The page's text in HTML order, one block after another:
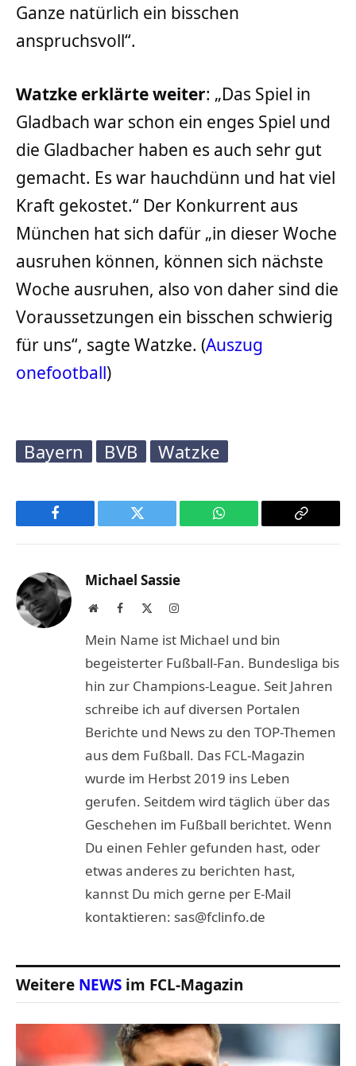
Ganze natürlich ein bisschen
anspruchsvoll“.
Watzke erklärte weiter: „Das Spiel in
Gladbach war schon ein enges Spiel und
die Gladbacher haben es auch sehr gut
gemacht. Es war hauchdünn und hat viel
Kraft gekostet.“ Der Konkurrent aus
München hat sich dafür „in dieser Woche
ausruhen können, können sich nächste
Woche ausruhen, also von daher sind die
Voraussetzungen ein bisschen schwierig
für uns“, sagte Watzke. (Auszug
onefootball)
Bayern BVB Watzke
Facebook Twitter WhatsApp
Copy
Michael Sassie
WebsiteFacebook Instagram
Mein Name ist Michael und bin
begeisterter Fußball-Fan. Bundesliga bis
hin zur Champions-League. Seit Jahren
schreibe ich auf diversen Portalen
Berichte und News zu den TOP-Themen
aus dem Fußball. Das FCL-Magazin
wurde im Herbst 2019 ins Leben
gerufen. Seitdem wird täglich über das
Geschehen im Fußball berichtet. Wenn
Du einen Fehler gefunden hast, oder
etwas anderes zu berichten hast,
kannst Du mich gerne per E-Mail
kontaktieren: sas@fclinfo.de
Weitere NEWS im FCL-Magazin